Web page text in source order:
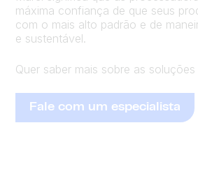
máxima confiança de que seus
com o mais alto padrão e de
e sustentável.
Quer saber mais sobre as
Fale com um especialista